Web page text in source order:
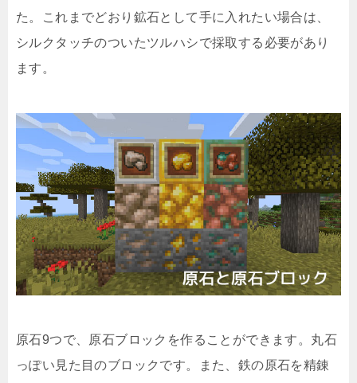
た。これまでどおり鉱石として手に入れたい場合は、
シルクタッチのついたツルハシで採取する必要があり
ます。
原石9つで、原石ブロックを作ることができます。丸石
っぽい見た目のブロックです。また、鉄の原石を精錬